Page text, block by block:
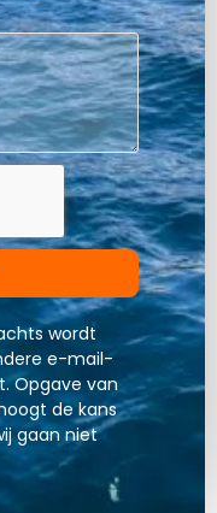
wordt
e-mail-
Opgave van
de kans
gaan niet